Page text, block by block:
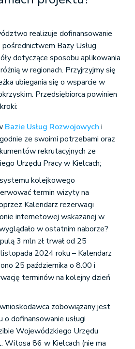
realizuje dofinansowanie
Bazy Usług
dotyczące sposobu aplikowania
w regionach. Przyjrzyjmy się
ubiegania się o wsparcie w
Przedsiębiorca powinien
Bazie Usług Rozwojowych i
ze swoimi potrzebami oraz
rekrutacyjnych ze
Urzędu Pracy w Kielcach;
kolejkowego
termin wizyty na
Kalendarz rezerwacji
internetowej wskazanej w
w ostatnim naborze?
3 mln zł trwał od 25
2024 roku – Kalendarz
25 października o 8.00 i
terminów na kolejny dzień
zobowiązany jest
o dofinansowanie usługi
Wojewódzkiego Urzędu
Witosa 86 w Kielcach (nie ma